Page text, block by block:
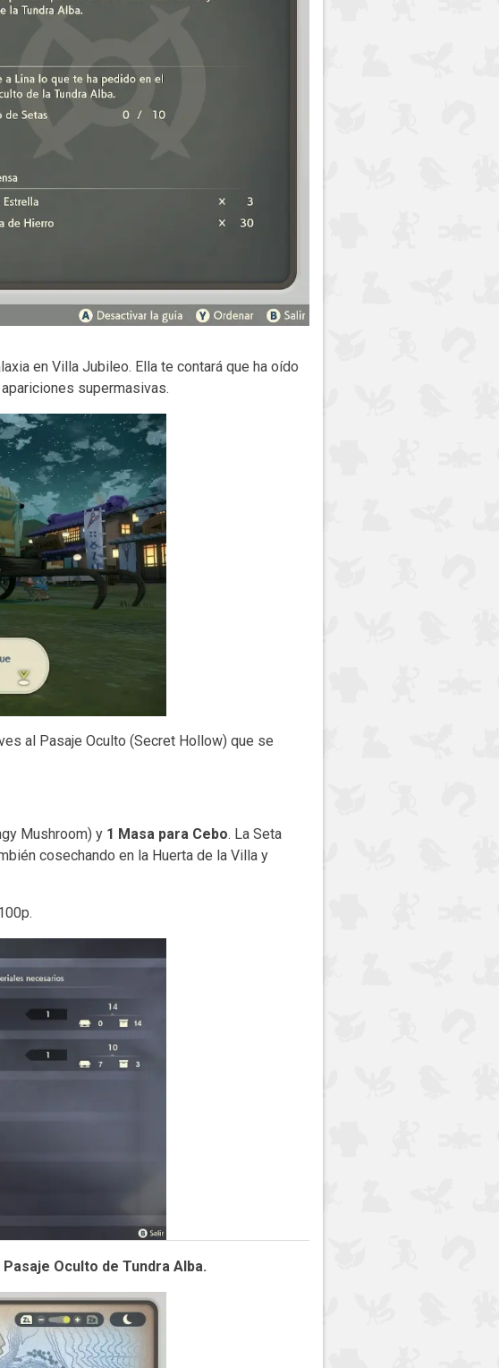
en Villa Jubileo. Ella te contará que ha oído
supermasivas.
al Pasaje Oculto (Secret Hollow) que se
Mushroom) y 1 Masa para Cebo. La Seta
cosechando en la Huerta de la Villa y
Oculto de Tundra Alba.